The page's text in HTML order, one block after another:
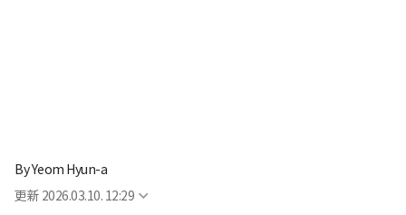
ByYeom Hyun-a
更新 2026.03.10. 12:29